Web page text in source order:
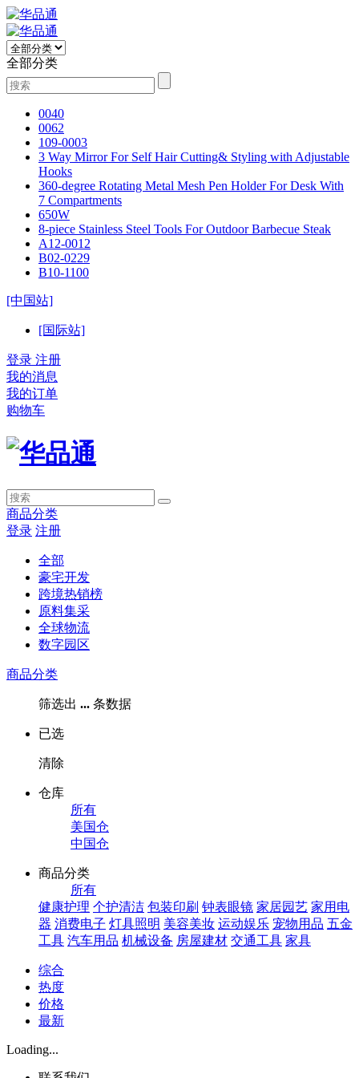
全部分类
0040
0062
109-0003
3 Way Mirror For Self Hair Cutting& Styling with Adjustable
Hooks
360-degree Rotating Metal Mesh Pen Holder For Desk With
7 Compartments
650W
8-piece Stainless Steel Tools For Outdoor Barbecue Steak
A12-0012
B02-0229
B10-1100
[中国站]
[国际站]
登录 注册
我的消息
我的订单
购物车
商品分类
登录 注册
全部
豪宅开发
跨境热销榜
原料集采
全球物流
数字园区
商品分类
筛选出 ... 条数据
已选
清除
仓库
所有
美国仓
中国仓
商品分类
所有
健康护理 个护清洁 包装印刷 钟表眼镜 家居园艺 家用电
器 消费电子 灯具照明 美容美妆 运动娱乐 宠物用品 五金
工具 汽车用品 机械设备 房屋建材 交通工具 家具
综合
热度
价格
最新
Loading...